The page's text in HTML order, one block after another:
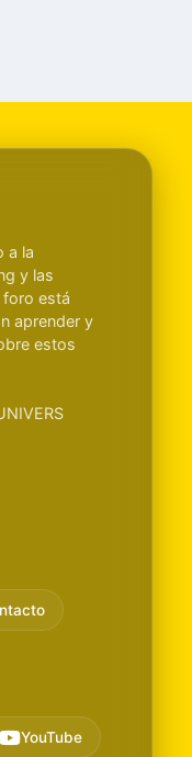
a la
y las
está
aprender y
estos
YouTube